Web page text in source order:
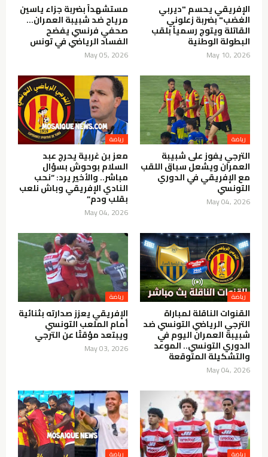
الإفريقي يحسم "ديربي
الغضب" بضربة زعلوني
القاتلة ويتوج رسمياً بلقب
البطولة الوطنية
May 10, 2026
مستشهداً بضربة جزاء ياسين
مرياح ضد شبيبة العمران…
صحفي فرنسي يفضح
الفساد الرياضي في تونس
May 05, 2026
الترجي يفوز على شبيبة
العمران ويشعل سباق اللقب
مع الإفريقي في الدوري
التونسي
May 04, 2026
معز بن غربية يحرج عبد
السلام بوحوش بسؤال
مباشر.. والأخير يرد: “نحب
النادي الإفريقي وباش نلعب
بقلب ودم”
May 04, 2026
القنوات الناقلة لمباراة
الترجي الرياضي التونسي ضد
شبيبة العمران اليوم في
الدوري التونسي.. الموعد
والتشكيلة المتوقعة
May 04, 2026
الإفريقي يعزز صدارته بثنائية
أمام الملعب التونسي
ويبتعد مؤقتًا عن الترجي
May 03, 2026